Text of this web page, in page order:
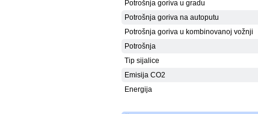
Potrošnja goriva u gradu
Potrošnja goriva na autoputu
Potrošnja goriva u kombinovanoj vožnji
Potrošnja
Tip sijalice
Emisija CO2
Energija